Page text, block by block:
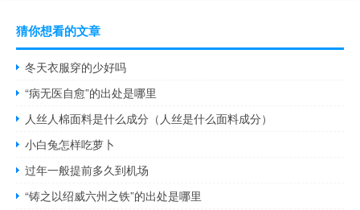
猜你想看的文章
冬天衣服穿的少好吗
“病无医自愈”的出处是哪里
人丝人棉面料是什么成分（人丝是什么面料成分）
小白兔怎样吃萝卜
过年一般提前多久到机场
“铸之以绍威六州之铁”的出处是哪里